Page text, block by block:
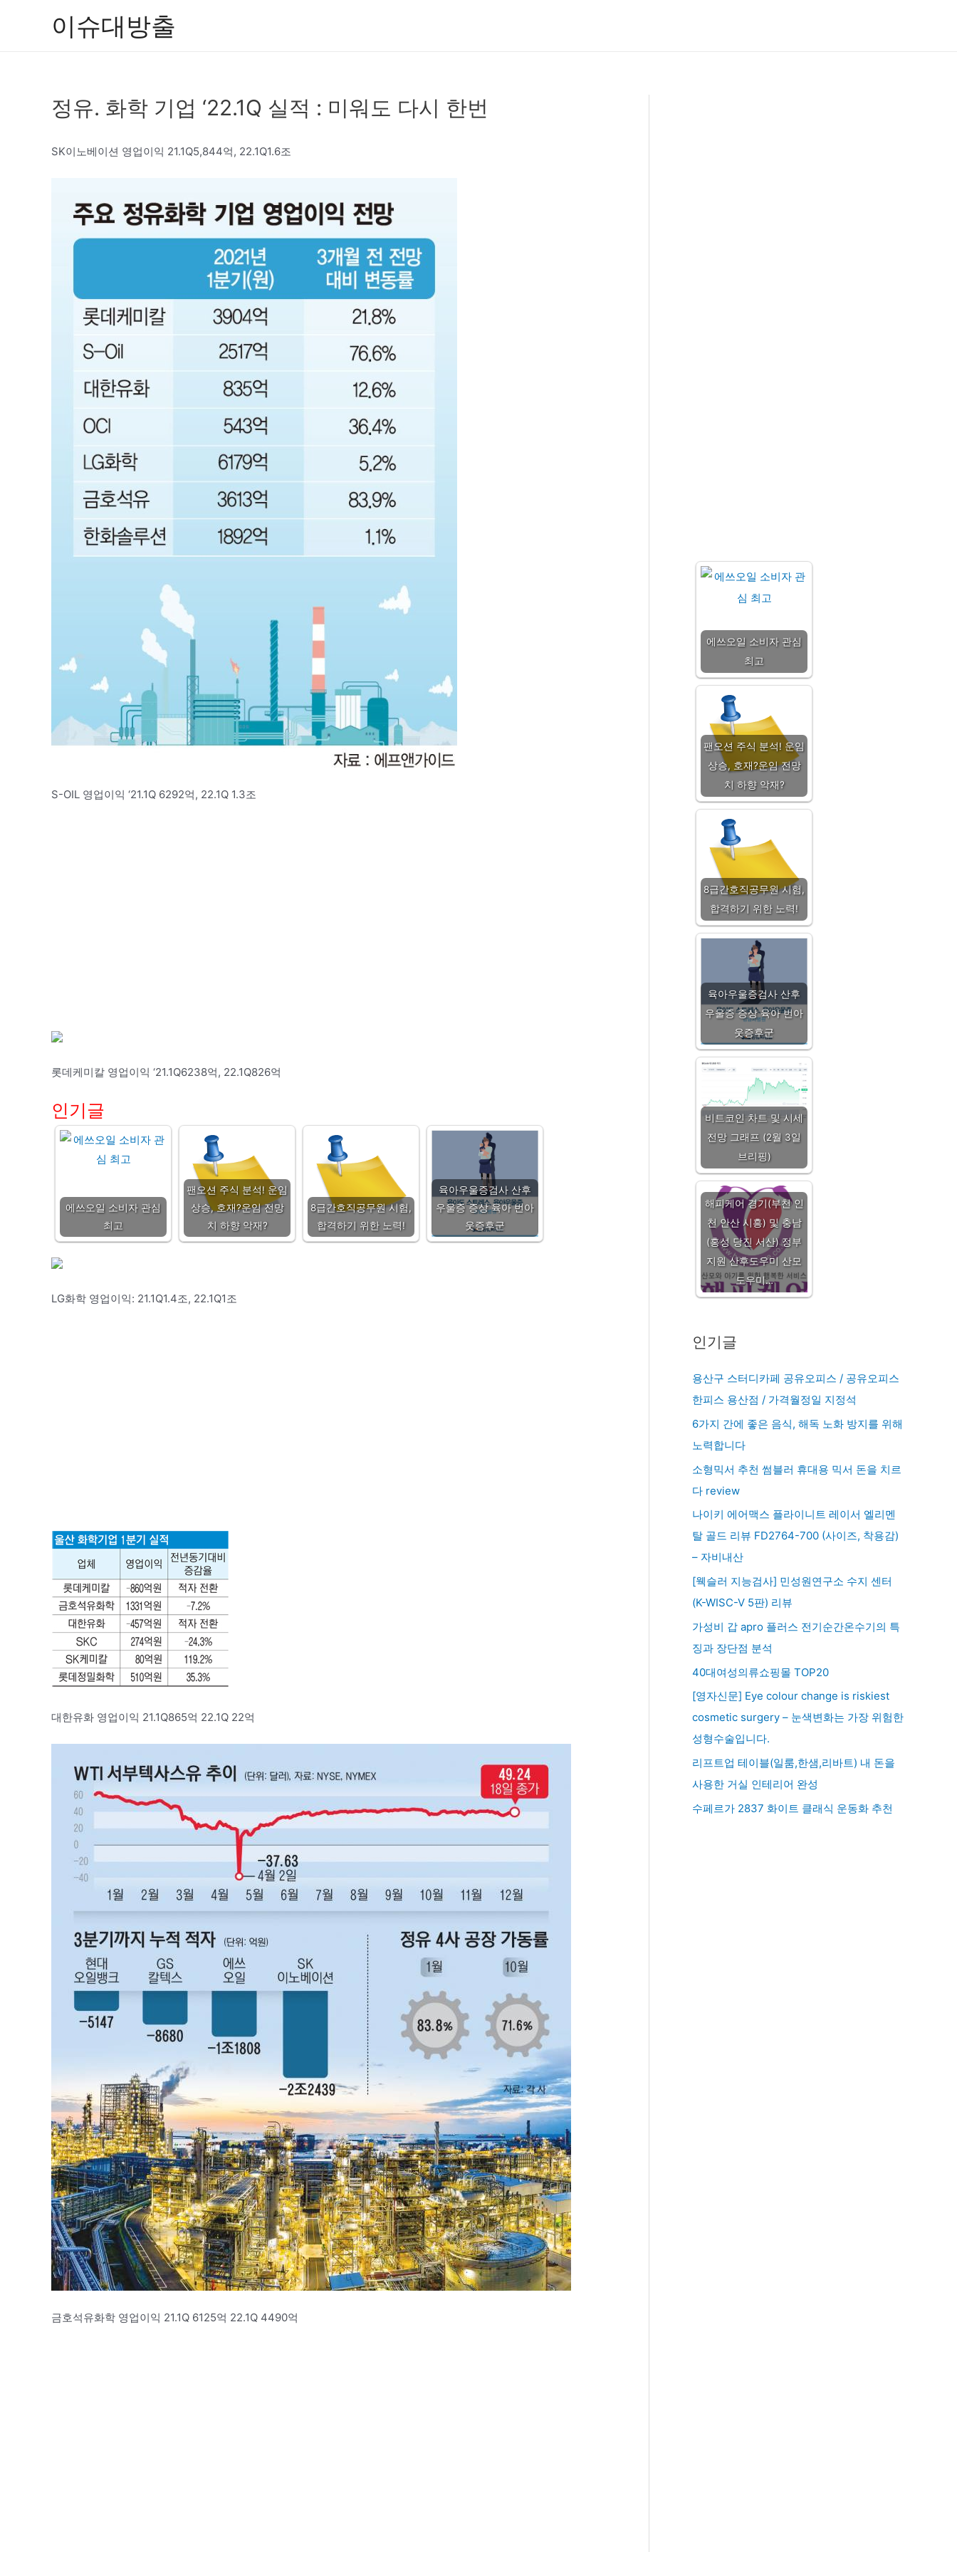
이슈대방출
정유. 화학 기업 ‘22.1Q 실적 : 미워도 다시 한번
SK이노베이션 영업이익 21.1Q5,844억, 22.1Q1.6조
S-OIL 영업이익 ‘21.1Q 6292억, 22.1Q 1.3조
롯데케미칼 영업이익 ‘21.1Q6238억, 22.1Q826억
인기글
에쓰오일 소비자 관심
최고
팬오션 주식 분석! 운임
상승, 호재?운임 전망
치 하향 악재?
8급간호직공무원 시험,
합격하기 위한 노력!
육아우울증검사 산후
우울증 증상 육아 번아
웃증후군
LG화학 영업이익: 21.1Q1.4조, 22.1Q1조
대한유화 영업이익 21.1Q865억 22.1Q 22억
금호석유화학 영업이익 21.1Q 6125억 22.1Q 4490억
에쓰오일 소비자 관심
최고
팬오션 주식 분석! 운임
상승, 호재?운임 전망
치 하향 악재?
8급간호직공무원 시험,
합격하기 위한 노력!
육아우울증검사 산후
우울증 증상 육아 번아
웃증후군
비트코인 차트 및 시세
전망 그래프 (2월 3일
브리핑)
해피케어 경기(부천 인
천 안산 시흥) 및 충남
(홍성 당진 서산) 정부
지원 산후도우미 산모
도우미…
인기글
용산구 스터디카페 공유오피스 / 공유오피스
한피스 용산점 / 가격월정일 지정석
6가지 간에 좋은 음식, 해독 노화 방지를 위해
노력합니다
소형믹서 추천 썸블러 휴대용 믹서 돈을 치르
다 review
나이키 에어맥스 플라이니트 레이서 엘리멘
탈 골드 리뷰 FD2764-700 (사이즈, 착용감)
– 자비내산
[웩슬러 지능검사] 민성원연구소 수지 센터
(K-WISC-V 5판) 리뷰
가성비 갑 apro 플러스 전기순간온수기의 특
징과 장단점 분석
40대여성의류쇼핑몰 TOP20
[영자신문] Eye colour change is riskiest
cosmetic surgery – 눈색변화는 가장 위험한
성형수술입니다.
리프트업 테이블(일룸,한샘,리바트) 내 돈을
사용한 거실 인테리어 완성
수페르가 2837 화이트 클래식 운동화 추천